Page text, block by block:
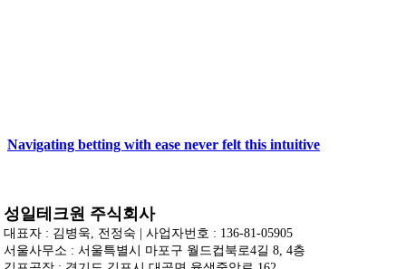
Navigating betting with ease never felt this intuitive
성일테크원 주식회사
대표자 : 김병욱, 전정숙 | 사업자번호 : 136-81-05905
서울사무소 : 서울특별시 마포구 월드컵북로4길 8, 4층